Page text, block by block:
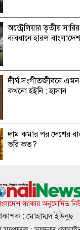
অস্ট্রেলিয়ার তৃতীয়
ব্যবধানে হারল বাংলাদেশ
দীর্ঘ সংগীতজীবনে
কখনো হইনি : হাসান
দাম কমার পর দেশের
ভরি কত?
ডিজিএফআইয়ের গোপন
যাচ্ছেন ট্রাইব্যুনাল
সরকার অনুমোদিত
: মোহাম্মদ ইউনুছ